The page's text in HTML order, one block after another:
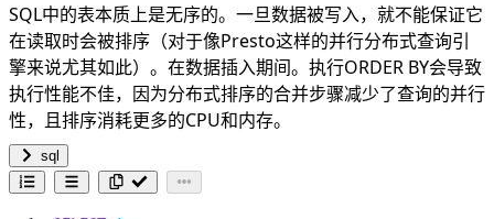
SQL中的表本质上是无序的。一旦数据被写入，就不能保证它
在读取时会被排序（对于像Presto这样的并行分布式查询引
擎来说尤其如此）。在数据插入期间。执行ORDER BY会导致
执行性能不佳，因为分布式排序的合并步骤减少了查询的并行
性，且排序消耗更多的CPU和内存。
sql